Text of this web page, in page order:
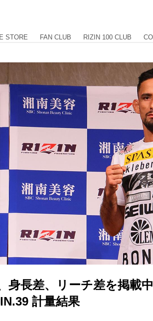
STORE FAN CLUB RIZIN 100 CLUB
身長差、リーチ差を掲載
計量結果